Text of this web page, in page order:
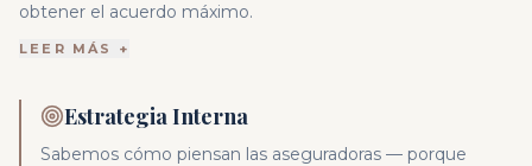
obtener el acuerdo máximo.
LEER MÁS +
Estrategia Interna
Sabemos cómo piensan las aseguradoras — porque